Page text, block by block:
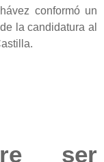
conformó un
la candidatura al
ser